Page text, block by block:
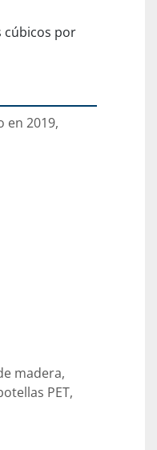
cúbicos por
en 2019,
madera,
PET,